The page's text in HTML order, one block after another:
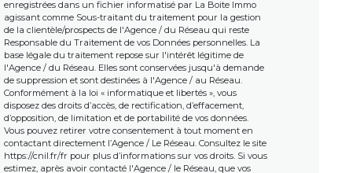
enregistrées dans un fichier informatisé par La Boite Immo
agissant comme Sous-traitant du traitement pour la gestion
de la clientèle/prospects de l'Agence / du Réseau qui reste
Responsable du Traitement de vos Données personnelles. La
base légale du traitement repose sur l'intérêt légitime de
l'Agence / du Réseau. Elles sont conservées jusqu'à demande
de suppression et sont destinées à l'Agence / au Réseau.
Conformément à la loi « informatique et libertés », vous
disposez des droits d’accès, de rectification, d’effacement,
d’opposition, de limitation et de portabilité de vos données.
Vous pouvez retirer votre consentement à tout moment en
contactant directement l’Agence / Le Réseau. Consultez le site
https://cnil.fr/fr pour plus d’informations sur vos droits. Si vous
estimez, après avoir contacté l'Agence / le Réseau, que vos